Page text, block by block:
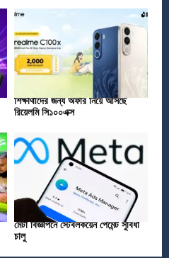
শিক্ষার্থীদের জন্য অফার নিয়ে আসছে
রিয়েলমি সি১০০এক্স
মেটা বিজ্ঞাপনে স্টেবলকয়েন পেমেন্ট সুবিধা
চালু